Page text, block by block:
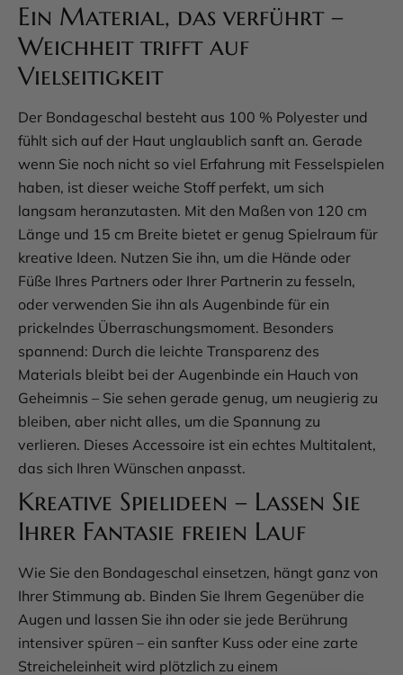
Ein Material, das verführt –
Weichheit trifft auf
Vielseitigkeit
Der Bondageschal besteht aus 100 % Polyester und
fühlt sich auf der Haut unglaublich sanft an. Gerade
wenn Sie noch nicht so viel Erfahrung mit Fesselspielen
haben, ist dieser weiche Stoff perfekt, um sich
langsam heranzutasten. Mit den Maßen von 120 cm
Länge und 15 cm Breite bietet er genug Spielraum für
kreative Ideen. Nutzen Sie ihn, um die Hände oder
Füße Ihres Partners oder Ihrer Partnerin zu fesseln,
oder verwenden Sie ihn als Augenbinde für ein
prickelndes Überraschungsmoment. Besonders
spannend: Durch die leichte Transparenz des
Materials bleibt bei der Augenbinde ein Hauch von
Geheimnis – Sie sehen gerade genug, um neugierig zu
bleiben, aber nicht alles, um die Spannung zu
verlieren. Dieses Accessoire ist ein echtes Multitalent,
das sich Ihren Wünschen anpasst.
Kreative Spielideen – Lassen Sie
Ihrer Fantasie freien Lauf
Wie Sie den Bondageschal einsetzen, hängt ganz von
Ihrer Stimmung ab. Binden Sie Ihrem Gegenüber die
Augen und lassen Sie ihn oder sie jede Berührung
intensiver spüren – ein sanfter Kuss oder eine zarte
Streicheleinheit wird plötzlich zu einem